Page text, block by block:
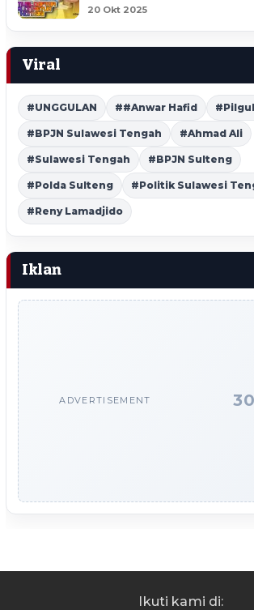
20 Okt 2025
Viral
#UNGGULAN ##Anwar Hafid
#BPJN Sulawesi Tengah #Ahmad Ali
#Sulawesi Tengah #BPJN Sulteng
#Polda Sulteng #Politik Sulawesi
#Reny Lamadjido
Iklan
ADVERTISEMENT
Ikuti kami di: